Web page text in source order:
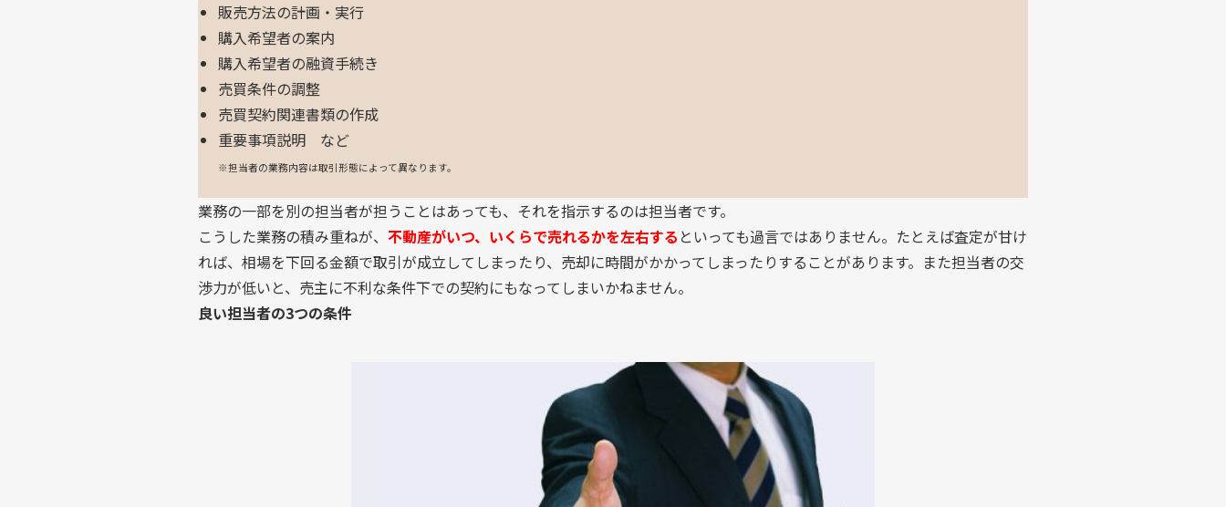
販売方法の計画・実行
購入希望者の案内
購入希望者の融資手続き
売買条件の調整
売買契約関連書類の作成
重要事項説明 など
※担当者の業務内容は取引形態によって異なります。
業務の一部を別の担当者が担うことはあっても、それを指示するのは担当者です。
こうした業務の積み重ねが、 不動産がいつ、いくらで売れるかを左右する といっても過言ではありません。たとえば査定が甘け
れば、相場を下回る金額で取引が成立してしまったり、売却に時間がかかってしまったりすることがあります。また担当者の交
渉力が低いと、売主に不利な条件下での契約にもなってしまいかねません。
良い担当者の3つの条件